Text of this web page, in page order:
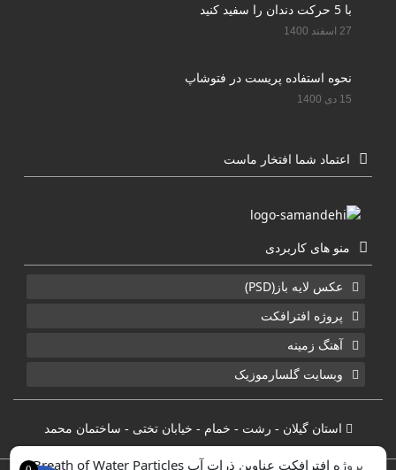
با 5 حرکت دندان را سفید کنید
27 اسفند 1400
نحوه استفاده پریست در فتوشاپ
15 دی 1400
اعتماد شما افتخار ماست
منو های کاربردی
عکس لایه باز(PSD)
پروژه افترافکت
آهنگ زمینه
وبسایت گلسارموزیک
استان گیلان - رشت - خمام - خیابان تختی - ساختمان محمد
پروژه افترافکت عناوین ذرات آب Breath of Water Particles